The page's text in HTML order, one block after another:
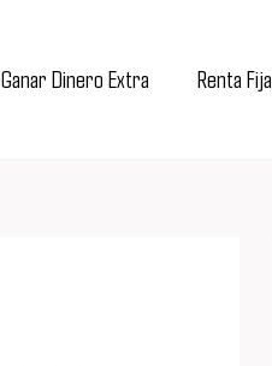
Ganar Dinero Extra Renta Fija